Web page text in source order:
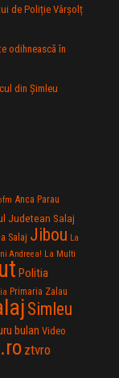
de Poliție Vârșolț
odihneascã în
din Şimleu
Anca Parau
Judetean Salaj
Salaj Jibou La
Andreea! La Multi
Politia
Primaria Zalau
Simleu
bulan Video
ztvro